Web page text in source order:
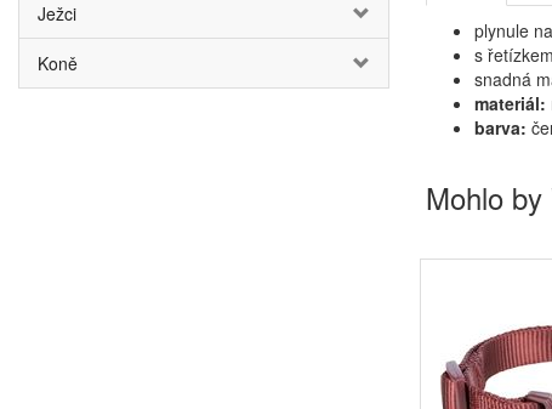
Ježci
Koně
plynule
s
snadná
materiál:
barva:
Mohlo